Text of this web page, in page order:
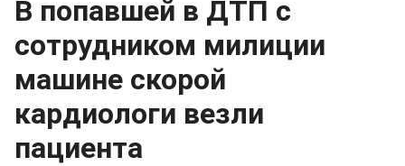
В попавшей в ДТП с
сотрудником милиции
машине скорой
кардиологи везли
пациента